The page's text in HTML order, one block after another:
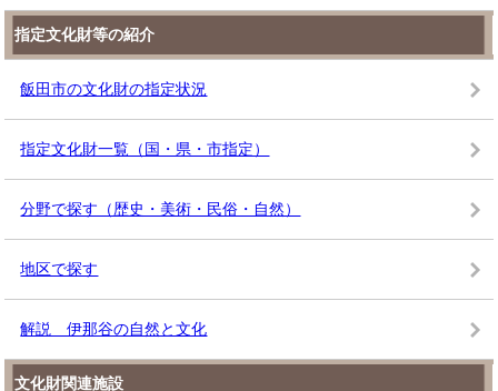
指定文化財等の紹介
飯田市の文化財の指定状況
指定文化財一覧（国・県・市指定）
分野で探す（歴史・美術・民俗・自然）
地区で探す
解説 伊那谷の自然と文化
文化財関連施設